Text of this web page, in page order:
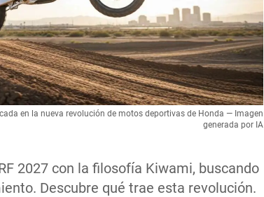
2027 con la filosofía Kiwami, buscando
Descubre qué trae esta revolución.
en la nueva revolución de motos deportivas de Honda — Imagen
generada por IA